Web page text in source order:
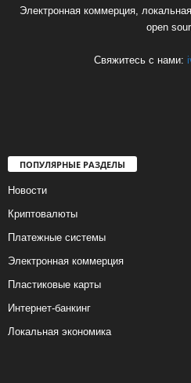
Электронная коммерция,
open
Свяжитесь с нами:
ПОПУЛЯРНЫЕ РАЗДЕЛЫ
Новости
Криптовалюты
Платежные системы
Электронная коммерция
Пластиковые карты
Интернет-банкинг
Локальная экономика